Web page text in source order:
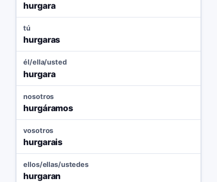
hurgara
tú
hurgaras
él/ella/usted
hurgara
nosotros
hurgáramos
vosotros
hurgarais
ellos/ellas/ustedes
hurgaran